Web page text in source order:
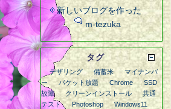
新しいブログを作った
m-tezuka
タグ
デザリング 備蓄米
マイナンバ
ー
パケット放題 Chrome
SSD
故障
クリーンインストール
共通
テスト
Photoshop
Windows11